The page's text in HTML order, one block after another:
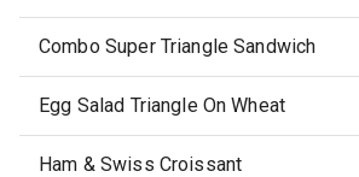
Combo Super Triangle Sandwich
Egg Salad Triangle On Wheat
Ham & Swiss Croissant